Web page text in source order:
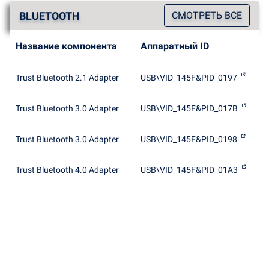
BLUETOOTH СМОТРЕТЬ ВСЕ
Название компонента Аппаратный ID
Trust Bluetooth 2.1 Adapter USB\VID_145F&PID_0197
Trust Bluetooth 3.0 Adapter USB\VID_145F&PID_017B
Trust Bluetooth 3.0 Adapter USB\VID_145F&PID_0198
Trust Bluetooth 4.0 Adapter USB\VID_145F&PID_01A3